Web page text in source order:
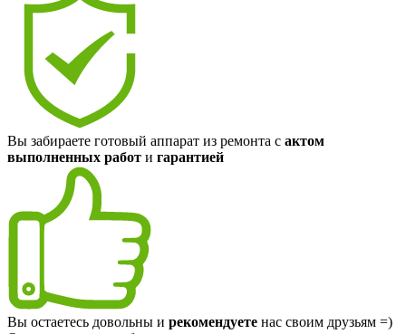
Вы забираете готовый аппарат из ремонта с актом
выполненных работ и гарантией
Вы остаетесь довольны и рекомендуете нас своим друзьям =)